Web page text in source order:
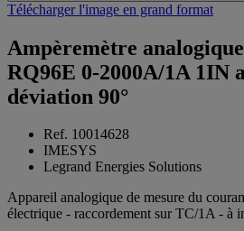
Télécharger l'image en grand format
Ampèremètre
RQ96E 0-2000A/1A 1IN
déviation 90°
Ref. 10014628
IMESYS
Legrand Energies Solutions
Appareil analogique de mesure du
électrique - raccordement sur TC/1A - à